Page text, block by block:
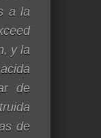
a la
y la
de
de